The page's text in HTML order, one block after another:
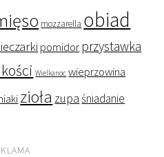
mozzarella obiad
pomidor przystawka
Wielkanoc wieprzowina
zioła zupaśniadanie